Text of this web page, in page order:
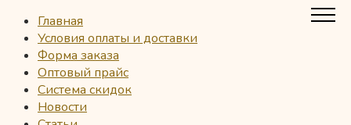
Главная
Условия оплаты и доставки
Форма заказа
Оптовый прайс
Система скидок
Новости